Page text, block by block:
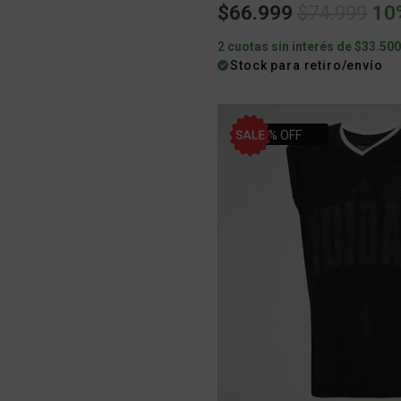
$66.999 Price to
2 cuotas sin interés de $33.500
Stock para retiro/envío
10% OFF